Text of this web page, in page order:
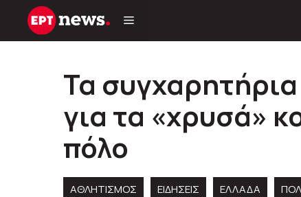
Μετάβαση
Τα
για τα «χρυσά»
πόλο
ΑΘΛΗΤΙΣΜΟΣ ΕΙΔΗΣΕΙΣ ΕΛΛΑΔΑ